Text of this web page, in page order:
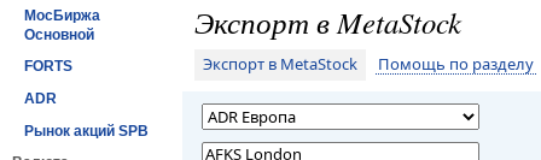
МосБиржа
Основной
FORTS
ADR
Рынок акций SPB
Экспорт в MetaStock
Экспорт в MetaStock Помощь по разделу